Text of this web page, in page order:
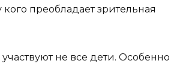
кого преобладает зрительная
не все дети. Особенно